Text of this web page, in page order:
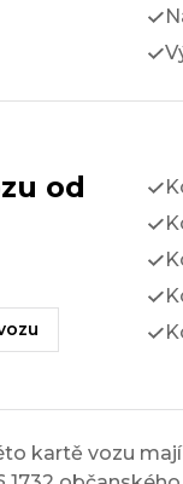
od
kartě vozu